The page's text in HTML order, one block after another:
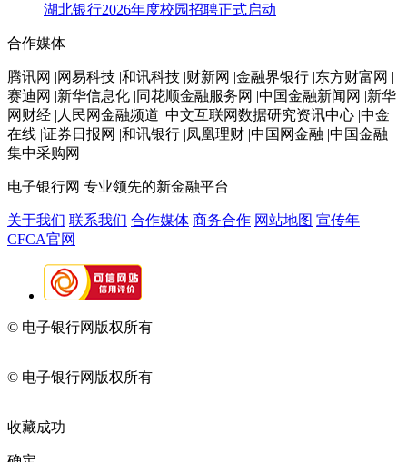
湖北银行2026年度校园招聘正式启动
合作媒体
腾讯网 |网易科技 |和讯科技 |财新网 |金融界银行 |东方财富网 |
赛迪网 |新华信息化 |同花顺金融服务网 |中国金融新闻网 |新华
网财经 |人民网金融频道 |中文互联网数据研究资讯中心 |中金
在线 |证券日报网 |和讯银行 |凤凰理财 |中国网金融 |中国金融
集中采购网
电子银行网 专业领先的新金融平台
关于我们 联系我们 合作媒体 商务合作 网站地图 宣传年
CFCA官网
© 电子银行网版权所有
© 电子银行网版权所有
收藏成功